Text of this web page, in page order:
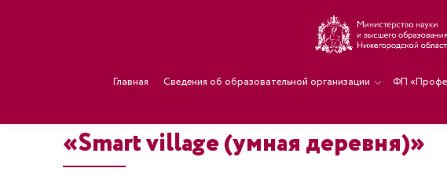
Главная Сведения об образовательной организации ФП
«Smart village (умная деревня)»